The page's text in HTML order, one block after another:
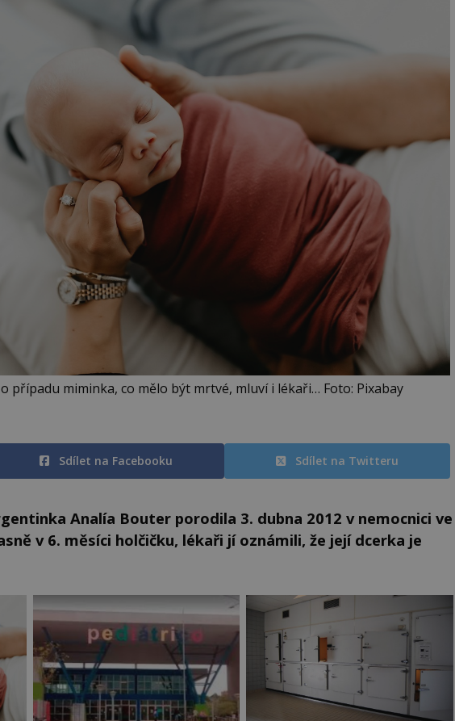
případu miminka, co mělo být mrtvé, mluví i lékaři… Foto: Pixabay
Sdílet na Facebooku Sdílet na Twitteru
Analía Bouter porodila 3. dubna 2012 v nemocnici ve
v 6. měsíci holčičku, lékaři jí oznámili, že její dcerka je